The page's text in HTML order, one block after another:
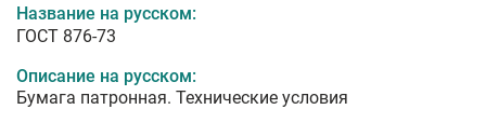
Название на русском:
ГОСТ 876-73
Описание на русском:
Бумага патронная. Технические условия